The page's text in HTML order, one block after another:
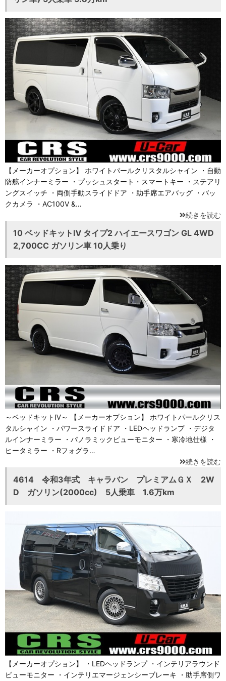
【メーカーオプション】 ホワイトパールクリスタルシャイン ・自動
防舷インナーミラー ・プッシュスタート・スマートキー ・ステアリ
ングスイッチ ・両側手動スライドドア ・助手席エアバッグ ・バッ
クカメラ ・AC100Ⅴ &…
続きを読む
10 ベッドキットⅣ タイプ2 ハイエースワゴン GL 4WD
2,700CC ガソリン車 10人乗り
～ベッドキットⅣ～ 【メーカーオプション】 ホワイトパールクリス
タルシャイン ・パワースライドドア ・LEDヘッドランプ ・デジタ
ルインナーミラー ・パノラミックビューモニター ・寒冷地仕様 ・
ヒータミラー ・Rフォグラ…
続きを読む
4614 令和3年式 キャラバン プレミアムＧＸ 2W
D ガソリン(2000cc) 5人乗車 1.6万km
【メーカーオプション】 ・LEDヘッドランプ ・インテリアラウンド
ビューモニター ・インテリエマージェンシーブレーキ ・助手席側ワ